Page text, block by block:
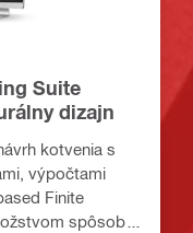
Suite
dizajn
kotvenia s
výpočtami
Finite
spôsobov